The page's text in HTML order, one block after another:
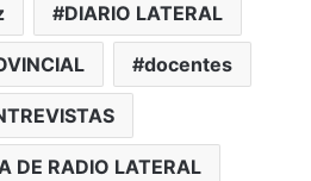
DIARIO LATERAL
docentes
DE RADIO LATERAL